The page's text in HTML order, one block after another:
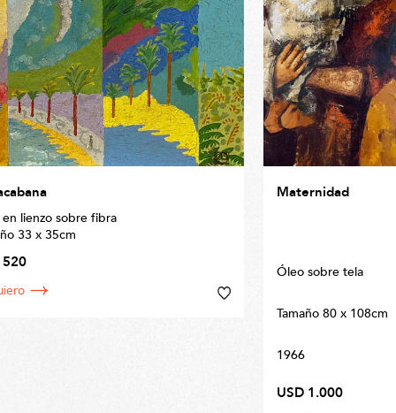
lienzo sobre fibra
33 x 35cm
520
Maternidad
Óleo sobre tela
Tamaño 80 x 108cm
1966
USD 1.000